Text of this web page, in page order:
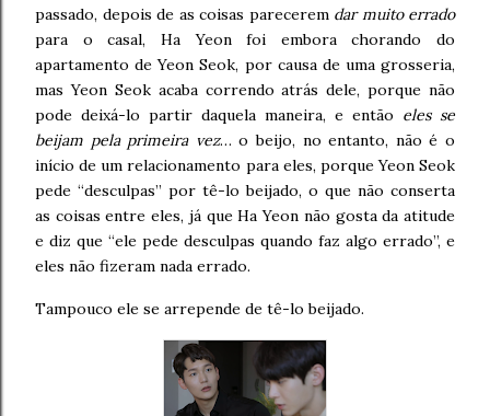
passado, depois de as coisas parecerem dar muito errado
para o casal, Ha Yeon foi embora chorando do
apartamento de Yeon Seok, por causa de uma grosseria,
mas Yeon Seok acaba correndo atrás dele, porque não
pode deixá-lo partir daquela maneira, e então eles se
beijam pela primeira vez… o beijo, no entanto, não é o
início de um relacionamento para eles, porque Yeon Seok
pede “desculpas” por tê-lo beijado, o que não conserta
as coisas entre eles, já que Ha Yeon não gosta da atitude
e diz que “ele pede desculpas quando faz algo errado”, e
eles não fizeram nada errado.
Tampouco ele se arrepende de tê-lo beijado.